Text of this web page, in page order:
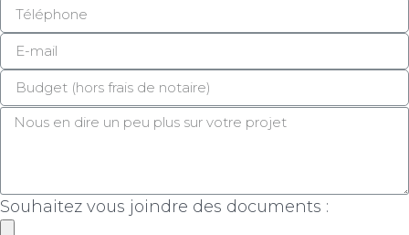
Souhaitez vous joindre des documents :